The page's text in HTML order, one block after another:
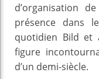
d’organisation
présence dans
quotidien Bild et
figure
d’un demi-siècle.